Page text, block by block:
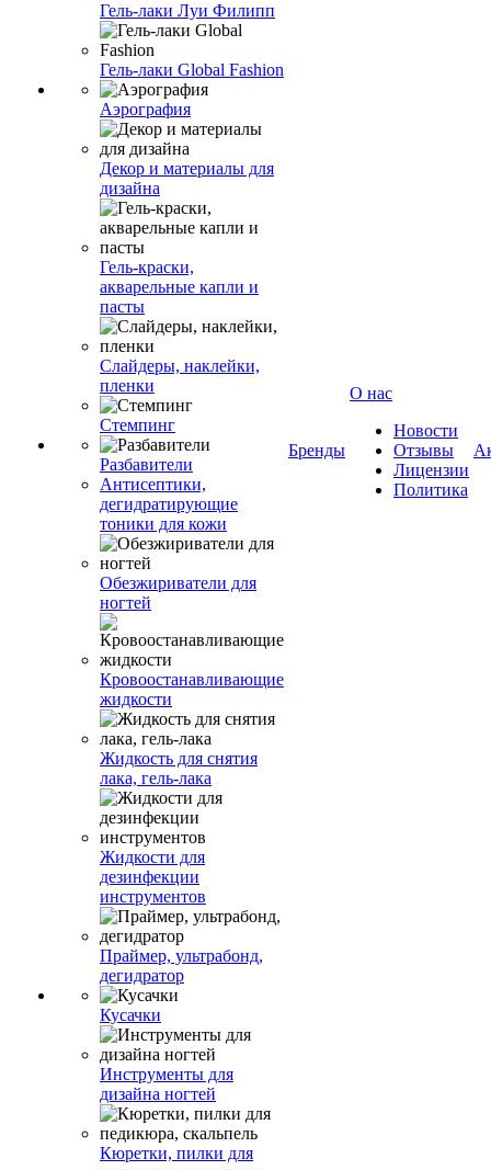
Гель-лаки Луи Филипп
Гель-лаки Global Fashion
Аэрография
Декор и материалы для
дизайна
Гель-краски,
акварельные капли и
пасты
Слайдеры, наклейки,
пленки
Стемпинг
Разбавители
Антисептики,
дегидратирующие
тоники для кожи
Обезжириватели для
ногтей
Кровоостанавливающие
жидкости
Жидкость для снятия
лака, гель-лака
Жидкости для
дезинфекции
инструментов
Праймер, ультрабонд,
дегидратор
Кусачки
Инструменты для
дизайна ногтей
Кюретки, пилки для
Бренды
О нас
Новости
Отзывы
Лицензии
Политика